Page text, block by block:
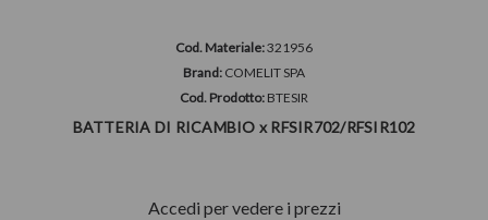
Cod. Materiale:321956
Brand: COMELIT SPA
Cod. Prodotto: BTESIR
BATTERIA DI RICAMBIO x RFSIR702/RFSIR102
Accedi per vedere i prezzi